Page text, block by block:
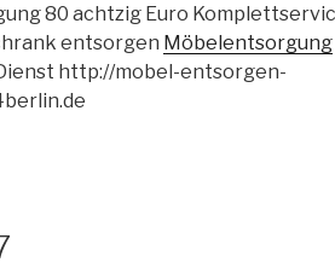
80 achtzig Euro
entsorgen Möbelentsorgung
http://mobel-entsorgen-